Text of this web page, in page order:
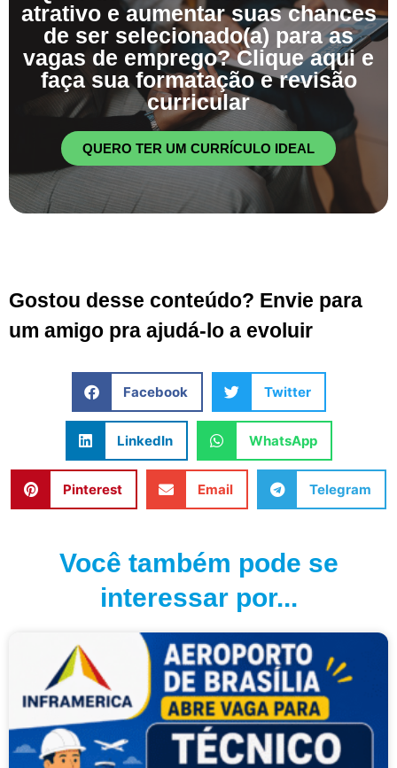
atrativo e aumentar suas chances
de ser selecionado(a) para as
vagas de emprego? Clique aqui e
faça sua formatação e revisão
curricular
QUERO TER UM CURRÍCULO IDEAL
Gostou desse conteúdo? Envie para
um amigo pra ajudá-lo a evoluir
Facebook Twitter
LinkedIn WhatsApp
Pinterest Email Telegram
Você também pode se
interessar por...